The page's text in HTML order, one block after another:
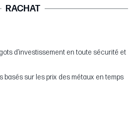
RACHAT
d’investissement en toute sécurité et
basés sur les prix des métaux en temps